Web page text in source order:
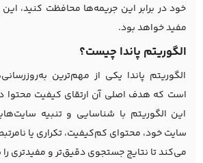
خود در برابر این جریمه‌ها محافظت کنید، این
مفید خواهد بود.
الگوریتم پاندا چیست؟
الگوریتم پاندا یکی از مهم‌ترین
است که هدف اصلی آن ارتقای کیفیت محتوا
این الگوریتم با شناسایی و تنبیه
سایتخود، محتوای کم‌کیفیت، تکراری یا
می‌کند تا نتایج جستجوی دقیق‌تر و مفیدتری را